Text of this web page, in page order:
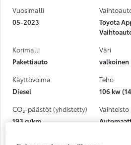
Vuosimalli
05-2023
Toyota
Korimalli
Pakettiauto
Väri
valkoinen
Käyttövoima
Diesel
Teho
106 kw
CO₂-päästöt (yhdistetty)
193 g/km
Vaihteisto